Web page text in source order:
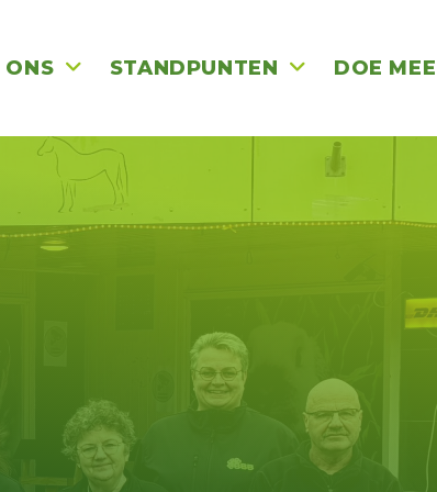
ONS STANDPUNTEN DOE MEE